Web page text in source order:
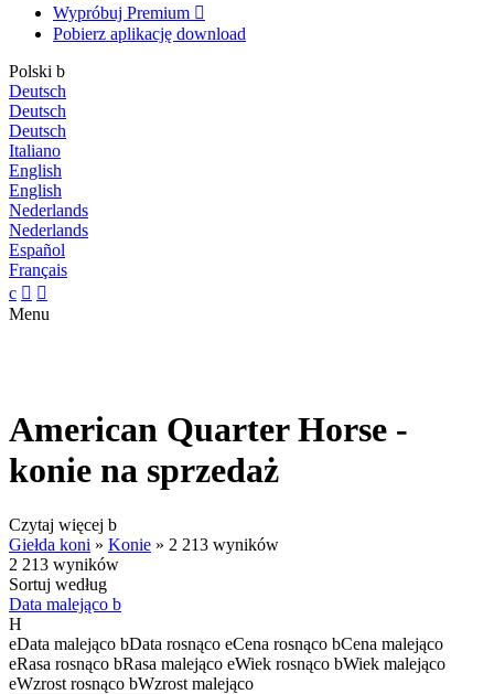
Wypróbuj Premium 
Pobierz aplikację download
Polski b
Deutsch
Deutsch
Deutsch
Italiano
English
English
Nederlands
Nederlands
Español
Français
c  
Menu
American Quarter Horse -
konie na sprzedaż
Czytaj więcej b
Giełda koni » Konie » 2 213 wyników
2 213 wyników
Sortuj według
Data malejąco b
H
eData malejąco bData rosnąco eCena rosnąco bCena malejąco
eRasa rosnąco bRasa malejąco eWiek rosnąco bWiek malejąco
eWzrost rosnąco bWzrost malejąco